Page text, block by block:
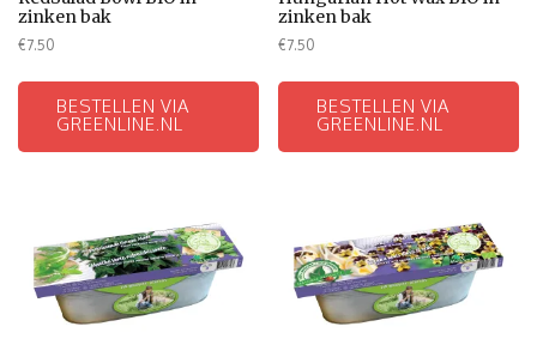
zinken bak
€7.50
BESTELLEN VIA
GREENLINE.NL
zinken bak
€7.50
BESTELLEN VIA
GREENLINE.NL